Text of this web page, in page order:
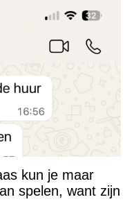
kun je maar
spelen, want zijn